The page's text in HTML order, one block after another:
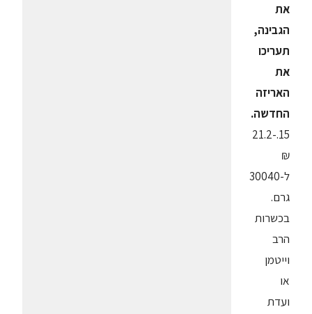
את
הגבינה,
תעריכו
את
האריזה
החדשה.
15.-21.2
₪
ל-30040
גרם.
בכשרות
הרב
וייטמן
או
ועדת